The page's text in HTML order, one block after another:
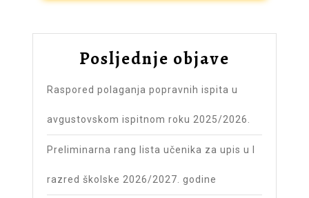
Posljednje objave
Raspored polaganja popravnih ispita u
avgustovskom ispitnom roku 2025/2026.
Preliminarna rang lista učenika za upis u I
razred školske 2026/2027. godine